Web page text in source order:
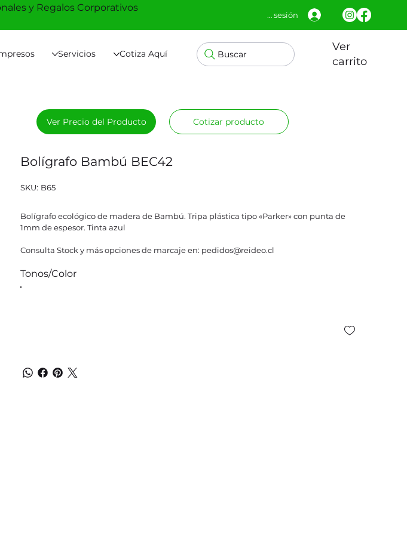
Servicios Cotiza Aquí Buscar
Ver
carrito
y Regalos Corporativos
Iniciar sesión
Bolígrafo Bambú BEC42
SKU: SKU
B65
B65
Bolígrafo ecológico de madera de Bambú. Tripa plástica tipo «Parker» con punta de
1mm de espesor. Tinta azul
Consulta Stock y más opciones de marcaje en: pedidos@reideo.cl
Tonos/Color
Ver Precio del Producto Cotizar producto